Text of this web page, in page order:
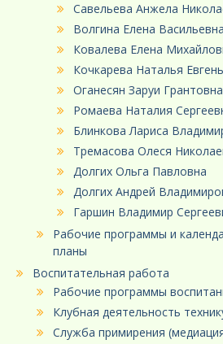
Савельева Анжела
Волгина Елена Васильевна
Ковалева Елена
Кочкарева Наталья
Оганесян Заруи Грантовна
Ромаева Наталия
Блинкова Лариса
Тремасова Олеся
Долгих Ольга Павловна
Долгих Андрей
Гаршин Владимир
Рабочие программы и
планы
Воспитательная работа
Рабочие программы
Клубная деятельность
Служба примирения